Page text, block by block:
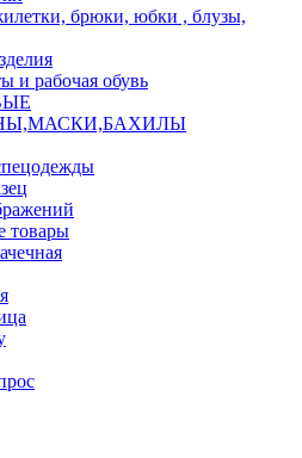
брюки, юбки , блузы,
и рабочая обувь
товары